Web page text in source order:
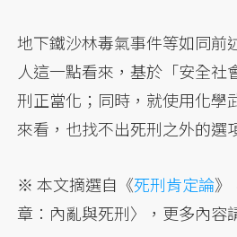
地下鐵沙林毒氣事件等如同前
人這一點看來，基於「安全社
刑正當化；同時，就使用化學
來看，也找不出死刑之外的選
※ 本文摘選自《死刑肯定論》
章：內亂與死刑〉，更多內容